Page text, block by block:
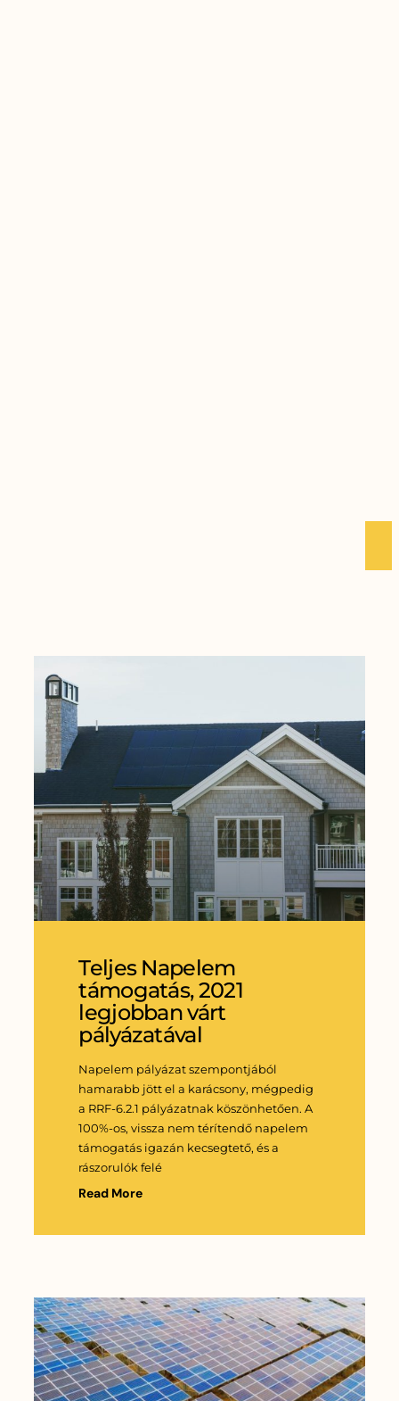
Teljes Napelem
támogatás, 2021
legjobban várt
pályázatával
Napelem pályázat szempontjából
hamarabb jött el a karácsony, mégpedig
a RRF-6.2.1 pályázatnak köszönhetően. A
100%-os, vissza nem térítendő napelem
támogatás igazán kecsegtető, és a
rászorulók felé
Read More